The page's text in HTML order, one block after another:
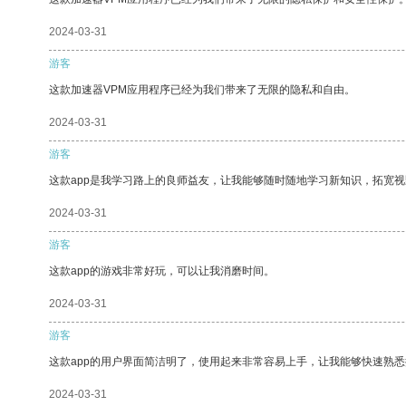
2024-03-31
游客
这款加速器VPM应用程序已经为我们带来了无限的隐私和自由。
2024-03-31
游客
这款app是我学习路上的良师益友，让我能够随时随地学习新知识，拓宽视
2024-03-31
游客
这款app的游戏非常好玩，可以让我消磨时间。
2024-03-31
游客
这款app的用户界面简洁明了，使用起来非常容易上手，让我能够快速熟悉
2024-03-31